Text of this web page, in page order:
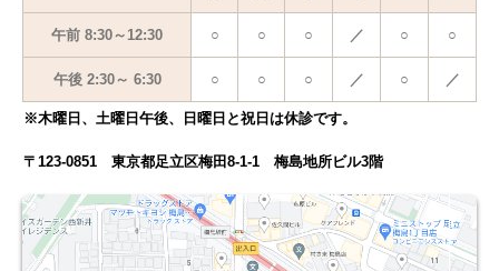
午前 8:30～12:30 ○ ○ ○ ／ ○ ○
午後 2:30～ 6:30 ○ ○ ○ ／ ○ ／
※木曜日、土曜日午後、日曜日と祝日は休診です。
〒123-0851 東京都足立区梅田8-1-1 梅島地所ビル3階